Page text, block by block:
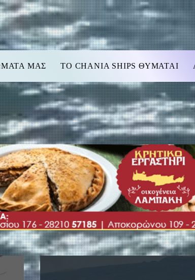
ΜΑΣ TO CHANIA SHIPS ΘΥΜΑΤΑΙ